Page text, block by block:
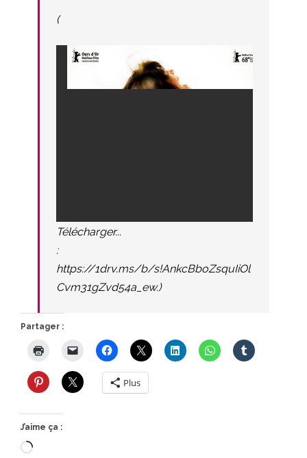
(
Télécharger...
:
https://1drv.ms/b/s!AnkcBboZsquIiOl
Cvm31gZvd54a_ew.)
Partager :
Plus
J’aime ça :
Chargement…